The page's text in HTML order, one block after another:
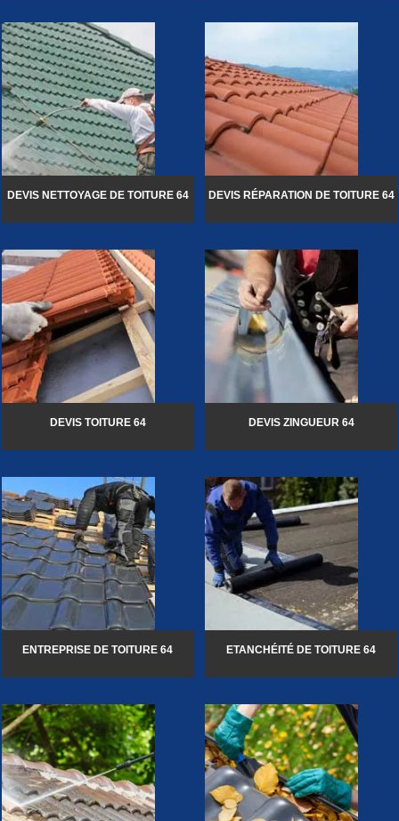
DEVIS NETTOYAGE DE TOITURE 64 DEVIS RÉPARATION DE TOITURE 64
DEVIS TOITURE 64 DEVIS ZINGUEUR 64
ENTREPRISE DE TOITURE 64 ETANCHÉITÉ DE TOITURE 64